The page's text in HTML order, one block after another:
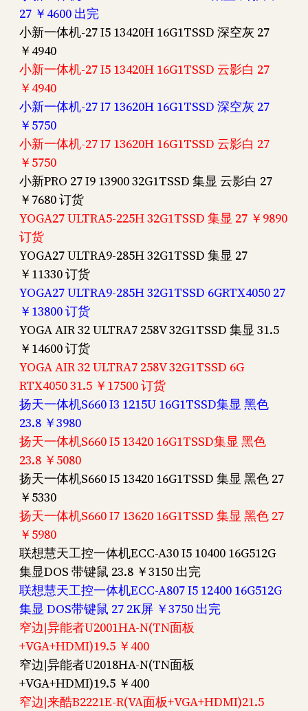
27 ￥4600 出完
小新一体机-27 I5 13420H 16G1TSSD 深空灰 27
￥4940
小新一体机-27 I5 13420H 16G1TSSD 云影白 27
￥4940
小新一体机-27 I7 13620H 16G1TSSD 深空灰 27
￥5750
小新一体机-27 I7 13620H 16G1TSSD 云影白 27
￥5750
小新PRO 27 I9 13900 32G1TSSD 集显 云影白 27
￥7680 订货
YOGA27 ULTRA5-225H 32G1TSSD 集显 27 ￥9890
订货
YOGA27 ULTRA9-285H 32G1TSSD 集显 27
￥11330 订货
YOGA27 ULTRA9-285H 32G1TSSD 6GRTX4050 27
￥13800 订货
YOGA AIR 32 ULTRA7 258V 32G1TSSD 集显 31.5
￥14600 订货
YOGA AIR 32 ULTRA7 258V 32G1TSSD 6G
RTX4050 31.5 ￥17500 订货
扬天一体机S660 I3 1215U 16G1TSSD集显 黑色
23.8 ￥3980
扬天一体机S660 I5 13420 16G1TSSD集显 黑色
23.8 ￥5080
扬天一体机S660 I5 13420 16G1TSSD 集显 黑色 27
￥5330
扬天一体机S660 I7 13620 16G1TSSD 集显 黑色 27
￥5980
联想慧天工控一体机ECC-A30 I5 10400 16G512G
集显DOS 带键鼠 23.8 ￥3150 出完
联想慧天工控一体机ECC-A807 I5 12400 16G512G
集显 DOS带键鼠 27 2K屏 ￥3750 出完
窄边|异能者U2001HA-N(TN面板
+VGA+HDMI)19.5 ￥400
窄边|异能者U2018HA-N(TN面板
+VGA+HDMI)19.5 ￥400
窄边|来酷B2221E-R(VA面板+VGA+HDMI)21.5